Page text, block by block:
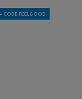
CODE FEELGOOD